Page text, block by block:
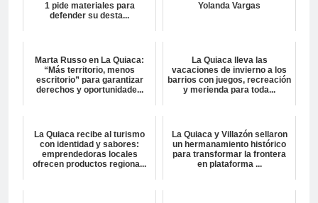
1 pide materiales para
defender su desta...
Yolanda Vargas
Marta Russo en La Quiaca:
“Más territorio, menos
escritorio” para garantizar
derechos y oportunidade...
La Quiaca lleva las
vacaciones de invierno a los
barrios con juegos, recreación
y merienda para toda...
La Quiaca recibe al turismo
con identidad y sabores:
emprendedoras locales
ofrecen productos regiona...
La Quiaca y Villazón sellaron
un hermanamiento histórico
para transformar la frontera
en plataforma ...